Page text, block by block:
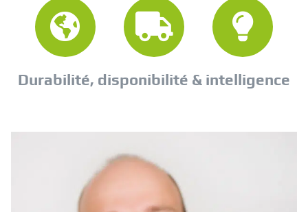
Durabilité, disponibilité & intelligence